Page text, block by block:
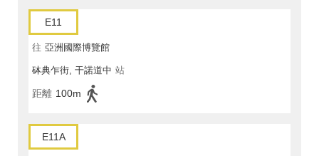
E11
往 亞洲國際博覽館
砵典乍街, 干諾道中 站
距離 100m
E11A